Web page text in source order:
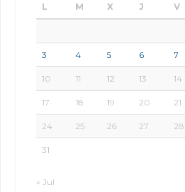
L M X J V
3 4 5 6 7
10 11 12 13 14
17 18 19 20 21
24 25 26 27 28
31
« Jul